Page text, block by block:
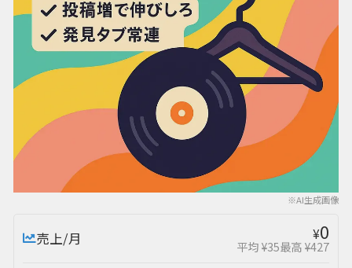
※AI生成画像
売上/月 ¥0
平均 ¥35最高 ¥427